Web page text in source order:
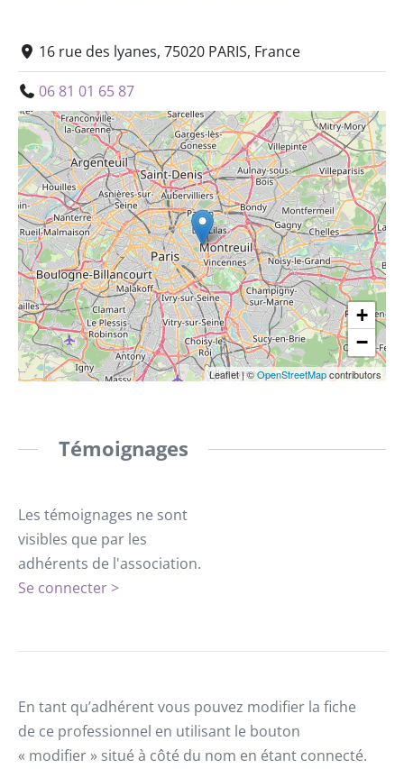
16 rue des lyanes, 75020 PARIS, France
06 81 01 65 87
+
−
Leaflet|©OpenStreetMapcontributors
Témoignages
Les témoignages ne sont
visibles que par les
adhérents de l'association.
Se connecter >
En tant qu’adhérent vous pouvez modifier la fiche
de ce professionnel en utilisant le bouton
« modifier » situé à côté du nom en étant connecté.